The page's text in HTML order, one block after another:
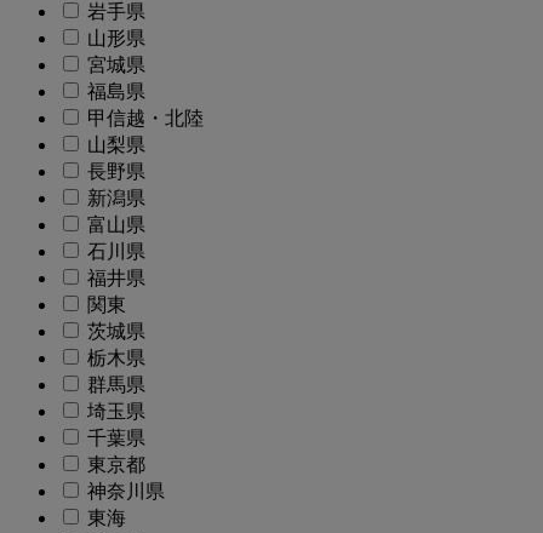
岩手県
山形県
宮城県
福島県
甲信越・北陸
山梨県
長野県
新潟県
富山県
石川県
福井県
関東
茨城県
栃木県
群馬県
埼玉県
千葉県
東京都
神奈川県
東海